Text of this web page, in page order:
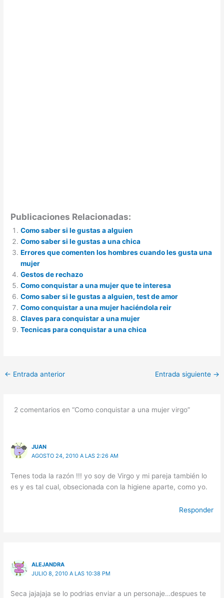
Publicaciones Relacionadas:
Como saber si le gustas a alguien
Como saber si le gustas a una chica
Errores que comenten los hombres cuando les gusta una
mujer
Gestos de rechazo
Como conquistar a una mujer que te interesa
Como saber si le gustas a alguien, test de amor
Como conquistar a una mujer haciéndola reir
Claves para conquistar a una mujer
Tecnicas para conquistar a una chica
← Entrada anterior Entrada siguiente →
2 comentarios en “Como conquistar a una mujer virgo”
JUAN
AGOSTO 24, 2010 A LAS 2:26 AM
Tenes toda la razón !!! yo soy de Virgo y mi pareja también lo
es y es tal cual, obsecionada con la higiene aparte, como yo.
Responder
ALEJANDRA
JULIO 8, 2010 A LAS 10:38 PM
Seca jajajaja se lo podrias enviar a un personaje…despues te